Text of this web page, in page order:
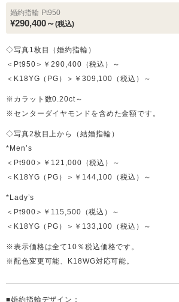
婚約指輪 Pt950
¥290,400～(税込)
◇写真1枚目（婚約指輪）
＜Pt950＞￥290,400（税込）～
＜K18YG（PG）＞￥309,100（税込）～
※カラット数0.20ct～
※センターダイヤモンドを含めた金額です。
◇写真2枚目上から（結婚指輪）
*Men’s
＜Pt900＞￥121,000（税込）～
＜K18YG（PG）＞￥144,100（税込）～
*Lady’s
＜Pt900＞￥115,500（税込）～
＜K18YG（PG）＞￥133,100（税込）～
※表示価格は全て10％税込価格です。
※配色変更可能、K18WG対応可能。
■婚約指輪デザイン：